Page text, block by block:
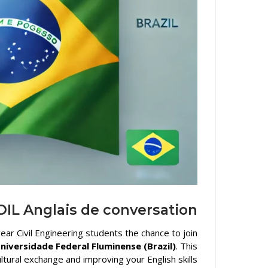
نيابة
Anglais de conversation
Civil Engineering students the chance to join
Federal Fluminense (Brazil). This
exchange and improving your English skills.